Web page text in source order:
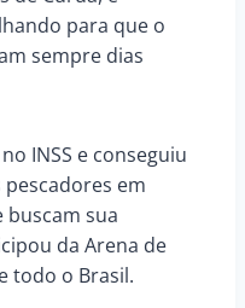
para que o
sempre dias
INSS e conseguiu
em
buscam sua
da Arena de
todo o Brasil.